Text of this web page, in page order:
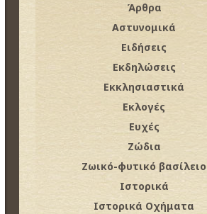
Άρθρα
Αστυνομικά
Ειδήσεις
Εκδηλώσεις
Εκκλησιαστικά
Εκλογές
Ευχές
Ζώδια
Ζωικό-φυτικό βασίλειο
Ιστορικά
Ιστορικά Οχήματα